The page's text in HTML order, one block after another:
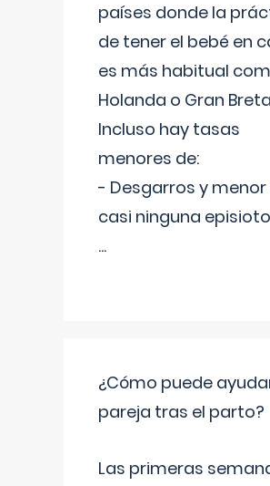
países donde la
de tener el bebé en
es más habitual
Holanda o Gran
Incluso hay tasas
menores de:
- Desgarros y menor
casi ninguna
...
¿Cómo puede
pareja tras el parto?
Las primeras